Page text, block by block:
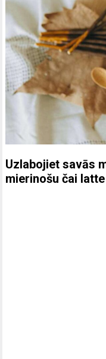
Uzlabojiet savās
mierinošu čai